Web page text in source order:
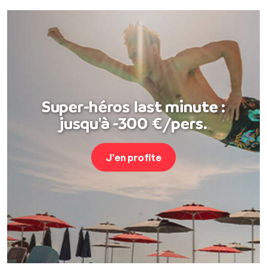
Super-héros last minute :
jusqu'à -300 €/pers.
J'en profite